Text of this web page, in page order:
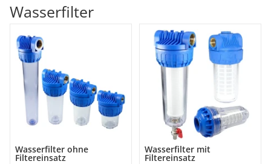
Wasserfilter
Wasserfilter ohne
Filtereinsatz
Wasserfilter mit
Filtereinsatz